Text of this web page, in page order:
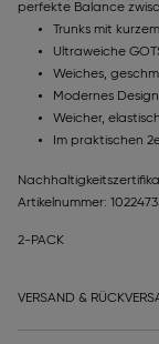
perfekte Balance
Trunks mit
Ultraweiche
Weiches,
Modernes
Weicher,
Im praktischen
Artikelnummer:
2-PACK
VERSAND &